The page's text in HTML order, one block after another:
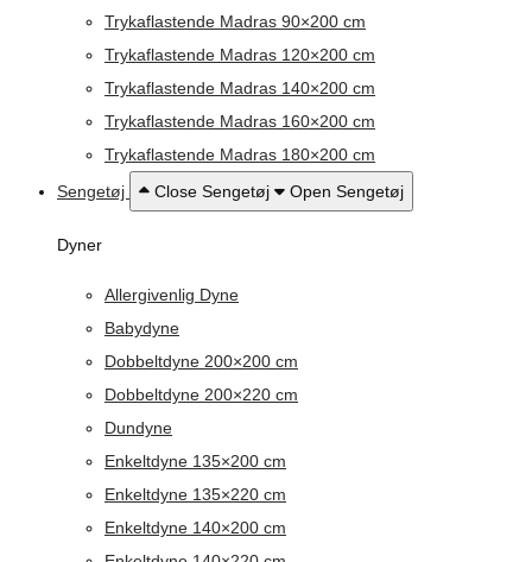
Trykaflastende Madras 90×200 cm
Trykaflastende Madras 120×200 cm
Trykaflastende Madras 140×200 cm
Trykaflastende Madras 160×200 cm
Trykaflastende Madras 180×200 cm
Sengetøj
Close Sengetøj Open Sengetøj
Dyner
Allergivenlig Dyne
Babydyne
Dobbeltdyne 200×200 cm
Dobbeltdyne 200×220 cm
Dundyne
Enkeltdyne 135×200 cm
Enkeltdyne 135×220 cm
Enkeltdyne 140×200 cm